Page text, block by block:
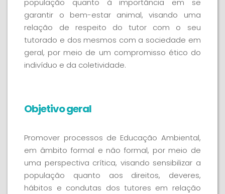
população quanto à importância em se
garantir o bem-estar animal, visando uma
relação de respeito do tutor com o seu
tutorado e dos mesmos com a sociedade em
geral, por meio de um compromisso ético do
indivíduo e da coletividade.
Objetivo geral
Promover processos de Educação Ambiental,
em âmbito formal e não formal, por meio de
uma perspectiva crítica, visando sensibilizar a
população quanto aos direitos, deveres,
hábitos e condutas dos tutores em relação